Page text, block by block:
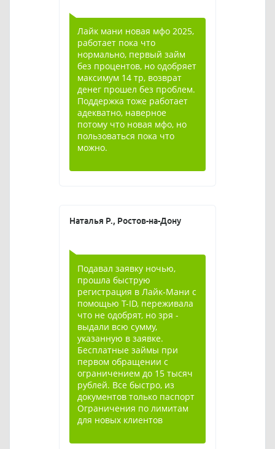
Лайк мани новая мфо 2025,
работает пока что
нормально, первый займ
без процентов, но одобряет
максимум 14 тр, возврат
денег прошел без проблем.
Поддержка тоже работает
адекватно, наверное
потому что новая мфо, но
пользоваться пока что
можно.
Наталья Р., Ростов-на-Дону
Подавал заявку ночью,
прошла быструю
регистрация в Лайк-Мани с
помощью T-ID, переживала
что не одобрят, но зря -
выдали всю сумму,
указанную в заявке.
Бесплатные займы при
первом обращении с
ограничением до 15 тысяч
рублей. Все быстро, из
документов только паспорт
Ограничения по лимитам
для новых клиентов